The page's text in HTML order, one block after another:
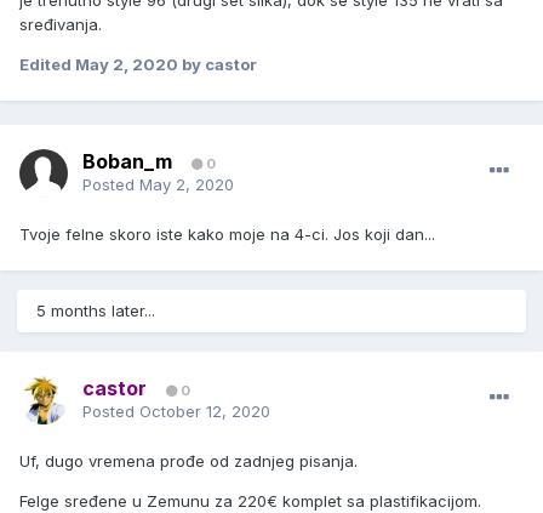
sređivanja.
Edited May 2, 2020 by castor
Boban_m 0
Posted May 2, 2020
Tvoje felne skoro iste kako moje na 4-ci. Jos koji dan...
5 months later...
castor 0
Posted October 12, 2020
Uf, dugo vremena prođe od zadnjeg pisanja.
Felge sređene u Zemunu za 220€ komplet sa plastifikacijom.